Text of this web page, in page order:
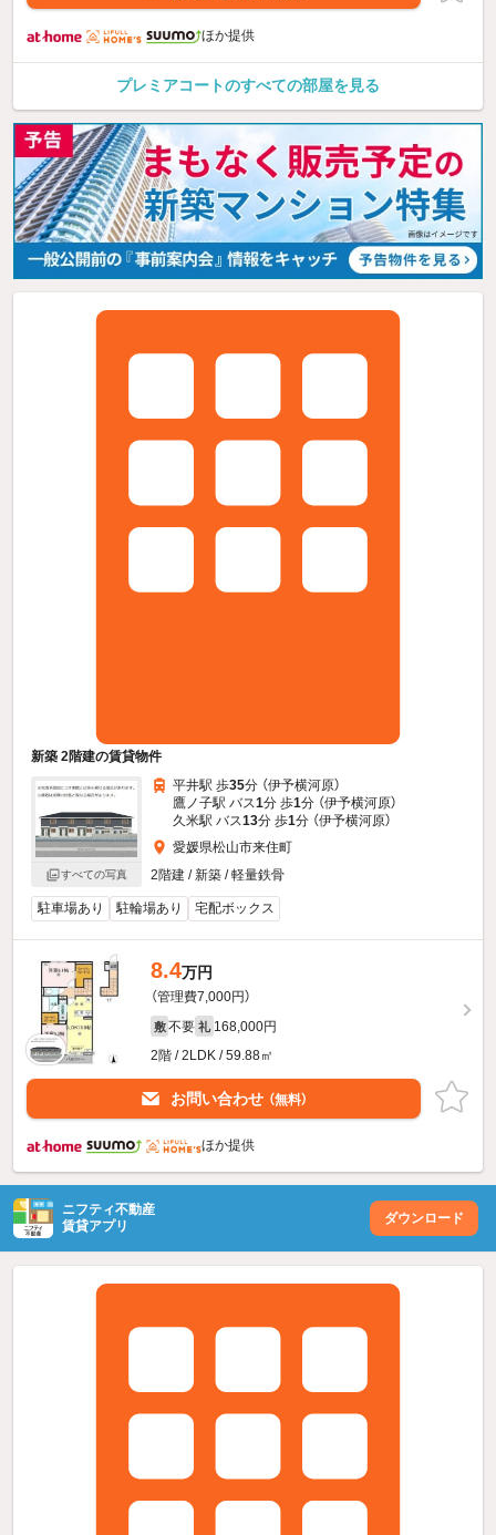
ほか提供
プレミアコートのすべての部屋を見る
新築 2階建の賃貸物件
すべての写真
平井駅 歩35分 （伊予横河原）
鷹ノ子駅 バス1分 歩1分 （伊予横河原）
久米駅 バス13分 歩1分 （伊予横河原）
愛媛県松山市来住町
2階建 / 新築 / 軽量鉄骨
駐車場あり 駐輪場あり 宅配ボックス
8.4万円
（管理費7,000円）
敷 不要 礼 168,000円
2階 / 2LDK / 59.88㎡
お問い合わせ （無料）
ほか提供
ニフティ不動産
賃貸アプリ
ダウンロード